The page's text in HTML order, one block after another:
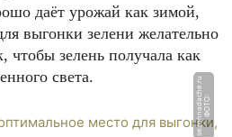
даёт урожай как зимой,
выгонки зелени желательно
чтобы зелень получала как
света.
Ф
О
Т
О:
s
e
z
o
n
n
a
d
a
c
h
e.
r
u